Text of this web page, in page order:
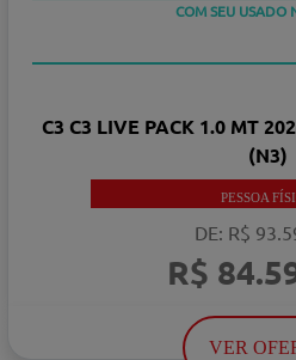
COM SEU USADO
TAXA 0
C3 C3 LIVE PACK 1.0 MT
(N3)
PESSOA
DE: R$
R$
VER